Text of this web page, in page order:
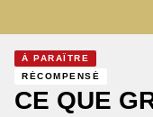
À PARAÎTRE
RÉCOMPENSÉ
CE QUE